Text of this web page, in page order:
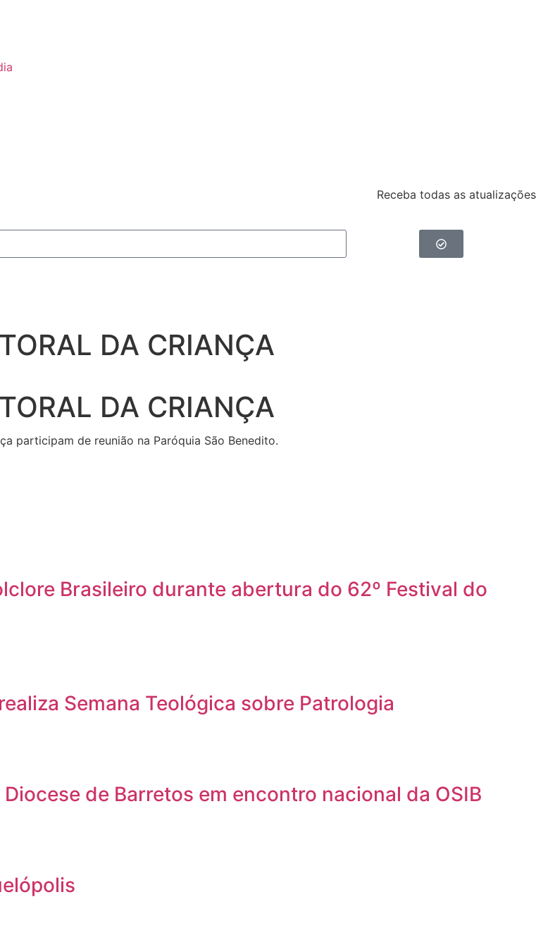
Receba todas as atualizações
DA CRIANÇA
DA CRIANÇA
participam de reunião na Paróquia São Benedito.
Brasileiro durante abertura do 62º Festival do
Semana Teológica sobre Patrologia
de Barretos em encontro nacional da OSIB